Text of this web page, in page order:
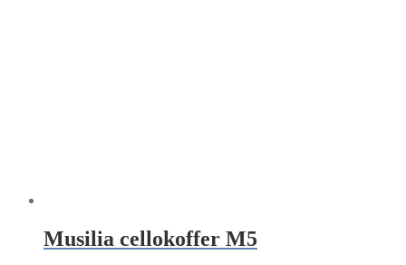
Musilia cellokoffer M5